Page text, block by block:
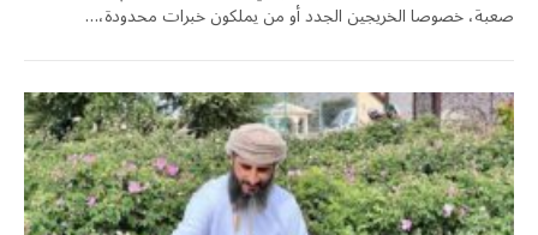
صعبة، خصوصا الخريجين الجدد أو من يملكون خبرات محدودة،…